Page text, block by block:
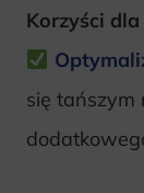
Korzyści
się tańszym